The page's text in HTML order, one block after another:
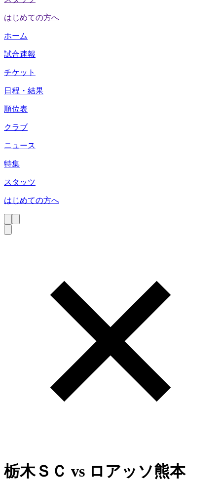
はじめての方へ
ホーム
試合速報
チケット
日程・結果
順位表
クラブ
ニュース
特集
スタッツ
はじめての方へ
栃木ＳＣ vs ロアッソ熊本